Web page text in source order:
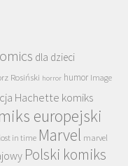
dla dzieci
Rosiński horror humor Image
Hachette komiks
europejski
lost in time Marvel marvel
Polski komiks